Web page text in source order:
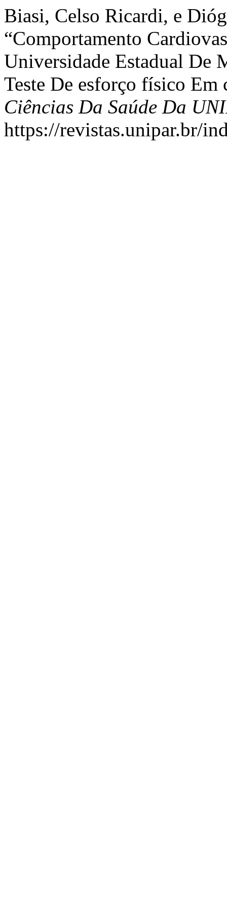
Biasi, Celso Ricardi, e
“Comportamento
Universidade Estadual De
Teste De esforço físico
Ciências Da Saúde Da
https://revistas.unipar.br/